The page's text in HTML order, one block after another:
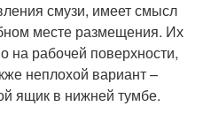
смузи, имеет смысл
месте размещения. Их
на рабочей поверхности,
неплохой вариант –
ящик в нижней тумбе.